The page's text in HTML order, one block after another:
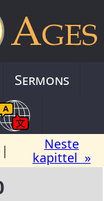
Sermons
|
Neste
kapittel »